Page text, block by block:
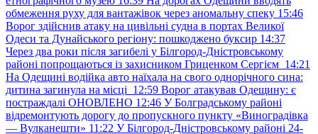
обмеження руху для вантажівок через аномальну спеку 15:46
Ворог здійснив атаку на цивільні судна в портах Великої
Одеси та Дунайського регіону: пошкоджено буксир 14:37
Через два роки після загибелі у Білгород-Дністровському
районі попрощаються із захисником Гриценком Сергієм 14:21
На Одещині водійка авто наїхала на свого однорічного сина:
дитина загинула на місці 12:59 Ворог атакував Одещину: є
постраждалі ОНОВЛЕНО 12:46 У Болградському районі
відремонтують дорогу до пропускного пункту «Виноградівка
— Вулканешти» 11:22 У Білгород-Дністровському районі 24-